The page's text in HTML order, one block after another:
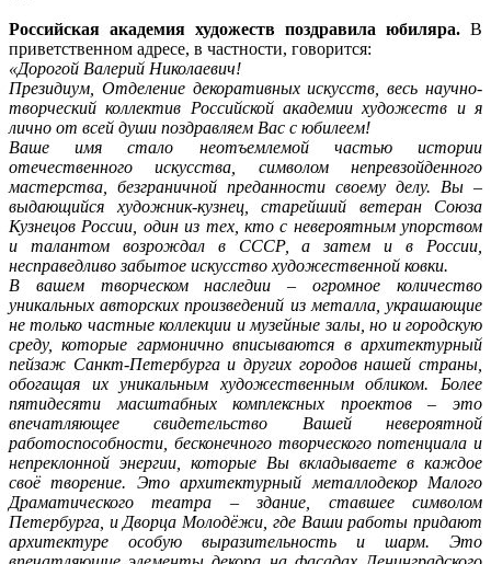
Российская академия художеств поздравила юбиляра. В
приветственном адресе, в частности, говорится:
«Дорогой Валерий Николаевич!
Президиум, Отделение декоративных искусств, весь научно-
творческий коллектив Российской академии художеств и я
лично от всей души поздравляем Вас с юбилеем!
Ваше имя стало неотъемлемой частью истории
отечественного искусства, символом непревзойденного
мастерства, безграничной преданности своему делу. Вы –
выдающийся художник-кузнец, старейший ветеран Союза
Кузнецов России, один из тех, кто с невероятным упорством
и талантом возрождал в СССР, а затем и в России,
несправедливо забытое искусство художественной ковки.
В вашем творческом наследии – огромное количество
уникальных авторских произведений из металла, украшающие
не только частные коллекции и музейные залы, но и городскую
среду, которые гармонично вписываются в архитектурный
пейзаж Санкт-Петербурга и других городов нашей страны,
обогащая их уникальным художественным обликом. Более
пятидесяти масштабных комплексных проектов – это
впечатляющее свидетельство Вашей невероятной
работоспособности, бесконечного творческого потенциала и
непреклонной энергии, которые Вы вкладываете в каждое
своё творение. Это архитектурный металлодекор Малого
Драматического театра – здание, ставшее символом
Петербурга, и Дворца Молодёжи, где Ваши работы придают
архитектуре особую выразительность и шарм. Это